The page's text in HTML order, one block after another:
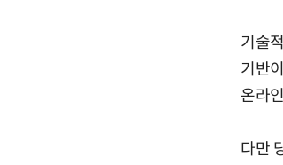
기술
기반
온라
다만